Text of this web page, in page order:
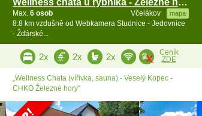
Wellness chata u rybníka - Železné hory - Hlinsko
Včelákov mapa
Max. 6 osob
8.8 km vzdušně od Webkamera Studnice - Jedovnice
- Žďárské...
2x 2x 2x
Ceník
ZDE
„Wellness Chata (vířivka, sauna) - Veselý Kopec -
CHKO Železné hory“